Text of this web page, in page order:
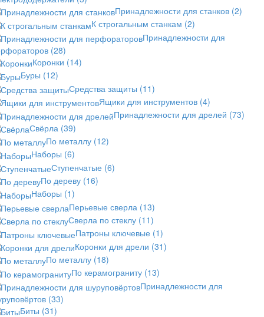
Принадлежности для станков (2)
К строгальным станкам (2)
Принадлежности для
(28)
Коронки (14)
Буры (12)
Средства защиты (11)
Ящики для инструментов (4)
Принадлежности для дрелей (73)
Свёрла (39)
По металлу (12)
Наборы (6)
Ступенчатые (6)
По дереву (16)
Наборы (1)
Перьевые сверла (13)
Сверла по стеклу (11)
Патроны ключевые (1)
Коронки для дрели (31)
По металлу (18)
По керамограниту (13)
Принадлежности для
(33)
Биты (31)